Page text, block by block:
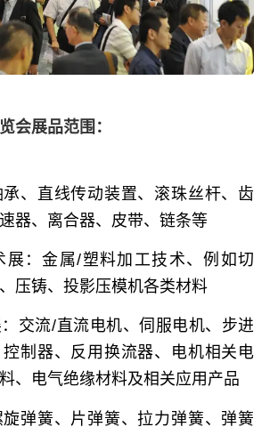
会展品范围：
承、直线传动装置、滚珠丝杆、齿
器、离合器、皮带、链条等
展：金属/塑料加工技术、例如切
压铸、投影压模机各类材料
交流/直流电机、伺服电机、步进
制器、反用换流器、电机相关电
、电气绝缘材料及相关应用产品
旋弹簧、片弹簧、拉力弹簧、弹簧